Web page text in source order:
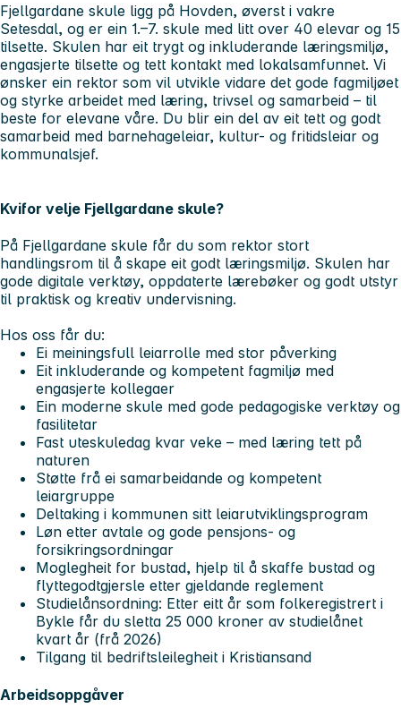
Fjellgardane skule ligg på Hovden, øverst i vakre
Setesdal, og er ein 1.–7. skule med litt over 40 elevar og 15
tilsette. Skulen har eit trygt og inkluderande læringsmiljø,
engasjerte tilsette og tett kontakt med lokalsamfunnet. Vi
ønsker ein rektor som vil utvikle vidare det gode fagmiljøet
og styrke arbeidet med læring, trivsel og samarbeid – til
beste for elevane våre. Du blir ein del av eit tett og godt
samarbeid med barnehageleiar, kultur- og fritidsleiar og
kommunalsjef.
Kvifor velje Fjellgardane skule?
På Fjellgardane skule får du som rektor stort
handlingsrom til å skape eit godt læringsmiljø. Skulen har
gode digitale verktøy, oppdaterte lærebøker og godt utstyr
til praktisk og kreativ undervisning.
Hos oss får du:
Ei meiningsfull leiarrolle med stor påverking
Eit inkluderande og kompetent fagmiljø med
engasjerte kollegaer
Ein moderne skule med gode pedagogiske verktøy og
fasilitetar
Fast uteskuledag kvar veke – med læring tett på
naturen
Støtte frå ei samarbeidande og kompetent
leiargruppe
Deltaking i kommunen sitt leiarutviklingsprogram
Løn etter avtale og gode pensjons- og
forsikringsordningar
Moglegheit for bustad, hjelp til å skaffe bustad og
flyttegodtgjersle etter gjeldande reglement
Studielånsordning: Etter eitt år som folkeregistrert i
Bykle får du sletta 25 000 kroner av studielånet
kvart år (frå 2026)
Tilgang til bedriftsleilegheit i Kristiansand
Arbeidsoppgåver